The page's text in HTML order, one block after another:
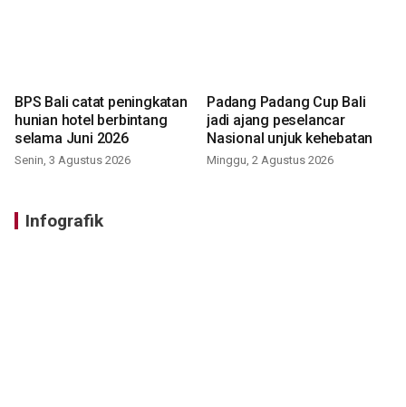
BPS Bali catat peningkatan
hunian hotel berbintang
selama Juni 2026
Senin, 3 Agustus 2026
Padang Padang Cup Bali
jadi ajang peselancar
Nasional unjuk kehebatan
Minggu, 2 Agustus 2026
Infografik